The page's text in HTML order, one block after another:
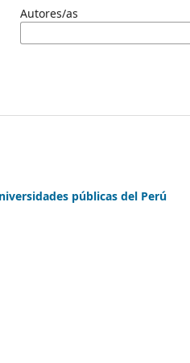
Autores/as
públicas del Perú